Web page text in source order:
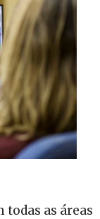
as áreas